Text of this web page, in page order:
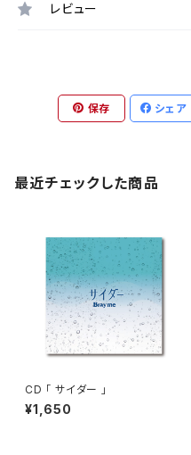
レビュー
保存 シェア
最近チェックした商品
CD 「 サイダー 」
¥1,650